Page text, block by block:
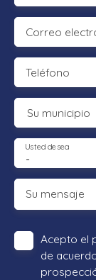
Correo
Teléfono
Su municipio
-
Usted desea
Su mensaje
Acepto el
de